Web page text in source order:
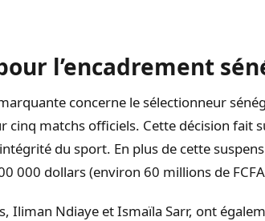
l’encadrement
concerne le sélectionneur
cinq matchs officiels. Cette décision fait
du sport. En plus de cette
000 dollars (environ 60 millions de
Iliman Ndiaye et Ismaïla Sarr, ont